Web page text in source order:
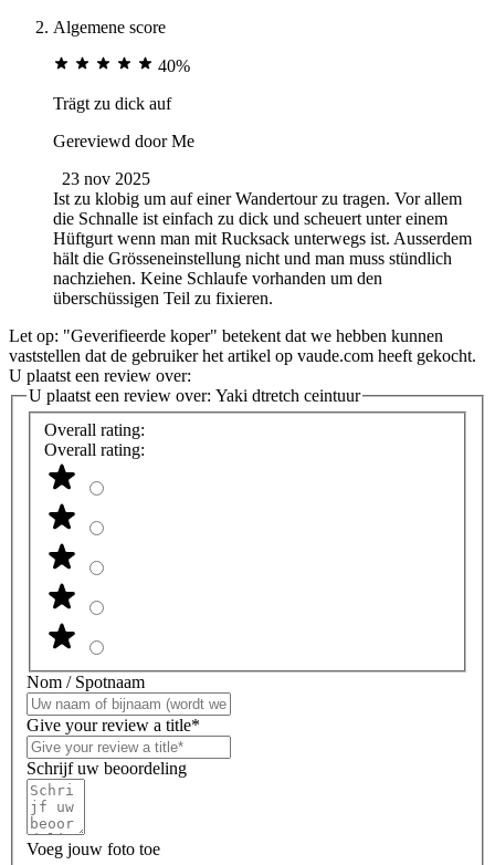
Algemene score
40%
Trägt zu dick auf
Gereviewd doorMe
23 nov 2025
Ist zu klobig um auf einer Wandertour zu tragen. Vor allem
die Schnalle ist einfach zu dick und scheuert unter einem
Hüftgurt wenn man mit Rucksack unterwegs ist. Ausserdem
hält die Grösseneinstellung nicht und man muss stündlich
nachziehen. Keine Schlaufe vorhanden um den
überschüssigen Teil zu fixieren.
Let op: "Geverifieerde koper" betekent dat we hebben kunnen
vaststellen dat de gebruiker het artikel op vaude.com heeft gekocht.
U plaatst een review over:
U plaatst een review over: Yaki dtretch ceintuur
Overall rating:
Overall rating:
Nom / Spotnaam
Give your review a title*
Schrijf uw beoordeling
Voeg jouw foto toe